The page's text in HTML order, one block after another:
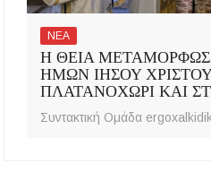
ΝΕΑ
Η ΘΕΙΑ
ΗΜΩΝ ΙΗΣΟΥ
ΠΛΑΤΑΝΟΧΩΡΙ ΚΑΙ
Συντακτική Ομάδα